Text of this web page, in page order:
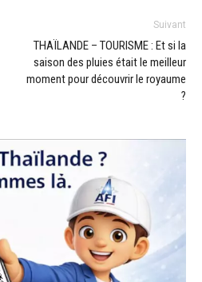
Suivant
THAÏLANDE – TOURISME : Et si la
saison des pluies était le meilleur
moment pour découvrir le royaume
?